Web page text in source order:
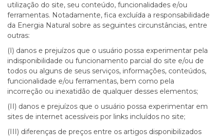
utilização do site, seu conteúdo, funcionalidades e/ou
ferramentas. Notadamente, fica excluída a responsabilidade
da Energia Natural sobre as seguintes circunstâncias, entre
outras:
(I) danos e prejuízos que o usuário possa experimentar pela
indisponibilidade ou funcionamento parcial do site e/ou de
todos ou alguns de seus serviços, informações, conteúdos,
funcionalidade e/ou ferramentas, bem como pela
incorreção ou inexatidão de qualquer desses elementos;
(II) danos e prejuízos que o usuário possa experimentar em
sites de internet acessíveis por links incluídos no site;
(III) diferenças de preços entre os artigos disponibilizados